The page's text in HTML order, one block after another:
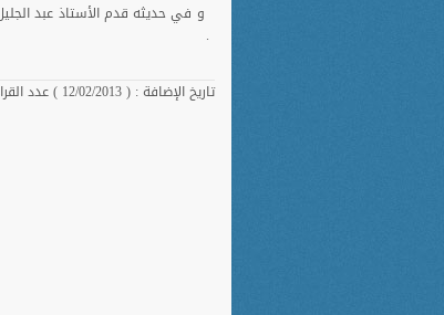
.
تاريخ الإضافة : ( 12/02/2013 ) عدد القراء : ( 164 )